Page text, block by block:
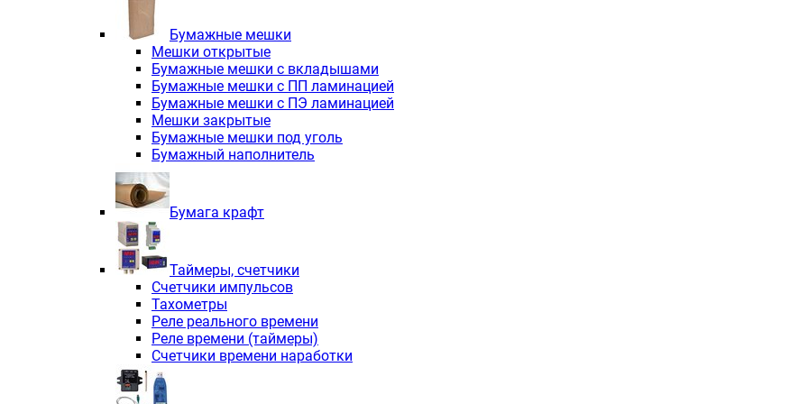
Электродвигатели асинхронные трёхфазные с тормозом INNOVARI
Электродвигатели асинхронные трёхфазные взрывозащищенные INNOVARI
Трехфазные асинхронные электродвигатели INNORED
Независимая вентиляция INNORED
Взрывозащищенная независимая вентиляция INNOVARI
Одноступенчатые цилиндрические редукторы INNORED
Экономичные червячные редукторы INNORED в квадратном корпусе
Компактные мотор-редукторы INNORED
Компактные мотор-редукторы INNORED MC
Вибраторы INNORED
Вариаторы INNORED
Бумажные мешки
Мешки открытые
Бумажные мешки с вкладышами
Бумажные мешки с ПП ламинацией
Бумажные мешки с ПЭ ламинацией
Мешки закрытые
Бумажные мешки под уголь
Бумажный наполнитель
Бумага крафт
Таймеры, счетчики
Счетчики импульсов
Тахометры
Реле реального времени
Реле времени (таймеры)
Счетчики времени наработки